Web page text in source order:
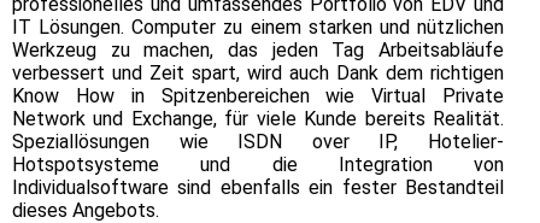
IT Lösungen. Computer zu einem starken und nützlichen
Werkzeug zu machen, das jeden Tag Arbeitsabläufe
verbessert und Zeit spart, wird auch Dank dem richtigen
Know How in Spitzenbereichen wie Virtual Private
Network und Exchange, für viele Kunde bereits Realität.
Speziallösungen wie ISDN over IP, Hotelier-
Hotspotsysteme und die Integration von
Individualsoftware sind ebenfalls ein fester Bestandteil
dieses Angebots.